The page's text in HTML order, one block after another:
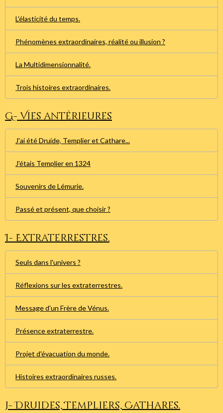
L'élasticité du temps.
Phénomènes extraordinaires, réalité ou illusion ?
La Multidimensionnalité.
Trois histoires extraordinaires.
G- Vies antérieures
J'ai été Druide, Templier et Cathare...
J'étais Templier en 1324
Souvenirs de Lémurie.
Passé et présent, que choisir ?
I- Extraterrestres.
Seuls dans l'univers ?
Réflexions sur les extraterrestres.
Message d'un Frère de Vénus.
Présence extraterrestre.
Projet d'évacuation du monde.
Histoires extraordinaires russes.
J- Druides, Templiers, Cathares.